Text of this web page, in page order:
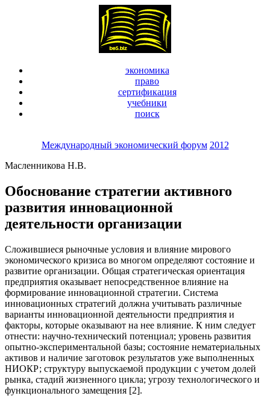
экономика
право
сертификация
учебники
поиск
Международный экономический форум 2012
Масленникова Н.В.
Обоснование стратегии активного
развития инновационной
деятельности организации
Сложившиеся рыночные условия и влияние мирового
экономического кризиса во многом определяют состояние и
развитие организации. Общая стратегическая ориентация
предприятия оказывает непосредственное влияние на
формирование инновационной стратегии. Система
инновационных стратегий должна учитывать различные
варианты инновационной деятельности предприятия и
факторы, которые оказывают на нее влияние. К ним следует
отнести: научно-технический потенциал; уровень развития
опытно-экспериментальной базы; состояние нематериальных
активов и наличие заготовок результатов уже выполненных
НИОКР; структуру выпускаемой продукции с учетом долей
рынка, стадий жизненного цикла; угрозу технологического и
функционального замещения [2].